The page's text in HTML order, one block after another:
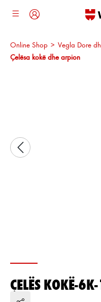
kryesore
Online Shop > Vegla Dore
Çelësa kokë dhe arpion
ÇELËS KOKË-